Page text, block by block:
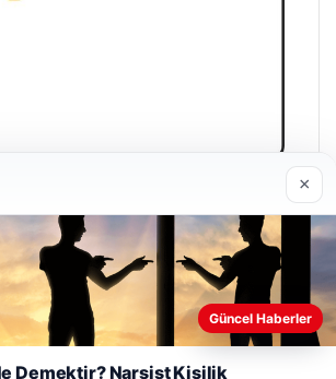
daha iyi anlayabilmek,
×
Güncel Haberler
Demektir? Narsist Kişilik